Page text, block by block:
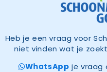
Heb je een vraag voor
niet vinden wat je
WhatsApp je vraag